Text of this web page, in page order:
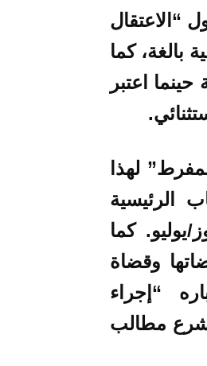
“الاعتقال
بالغة، كما
اعتبر
لهذا
الرئيسية
يوليو. كما
وقضاة
“إجراء
مطالب